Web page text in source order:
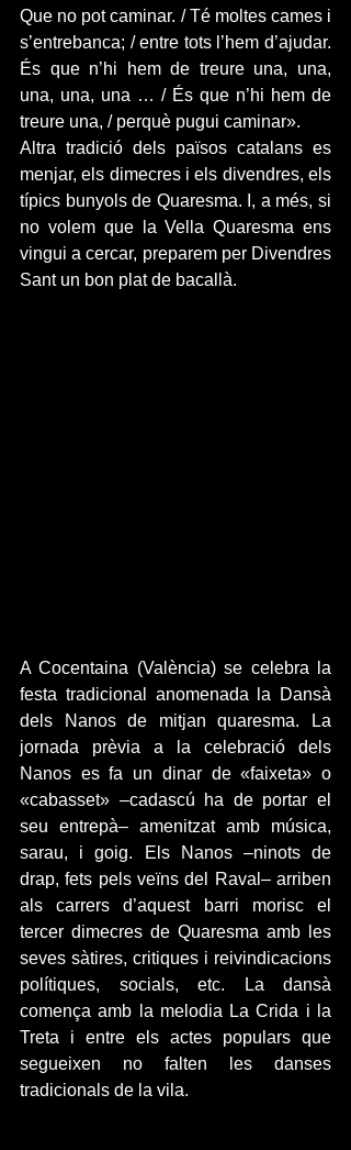
Que no pot caminar. / Té moltes cames i
s’entrebanca; / entre tots l’hem d’ajudar.
És que n’hi hem de treure una, una,
una, una, una … / És que n’hi hem de
treure una, / perquè pugui caminar».
Altra tradició dels països catalans es
menjar, els dimecres i els divendres, els
típics bunyols de Quaresma. I, a més, si
no volem que la Vella Quaresma ens
vingui a cercar, preparem per Divendres
Sant un bon plat de bacallà.
A Cocentaina (València) se celebra la
festa tradicional anomenada la Dansà
dels Nanos de mitjan quaresma. La
jornada prèvia a la celebració dels
Nanos es fa un dinar de «faixeta» o
«cabasset» –cadascú ha de portar el
seu entrepà– amenitzat amb música,
sarau, i goig. Els Nanos –ninots de
drap, fets pels veïns del Raval– arriben
als carrers d’aquest barri morisc el
tercer dimecres de Quaresma amb les
seves sàtires, critiques i reivindicacions
polítiques, socials, etc. La dansà
comença amb la melodia La Crida i la
Treta i entre els actes populars que
segueixen no falten les danses
tradicionals de la vila.